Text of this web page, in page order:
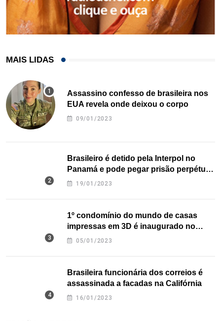
MAIS LIDAS
Assassino confesso de brasileira nos
EUA revela onde deixou o corpo
09/01/2023
Brasileiro é detido pela Interpol no
Panamá e pode pegar prisão perpétua
nos EUA
19/01/2023
1º condomínio do mundo de casas
impressas em 3D é inaugurado no
Texas
05/01/2023
Brasileira funcionária dos correios é
assassinada a facadas na Califórnia
16/01/2023